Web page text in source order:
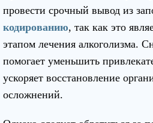
провести срочный вывод из
кодированию, так как это
этапом лечения алкоголизма.
помогает уменьшить
ускоряет восстановление
осложнений.